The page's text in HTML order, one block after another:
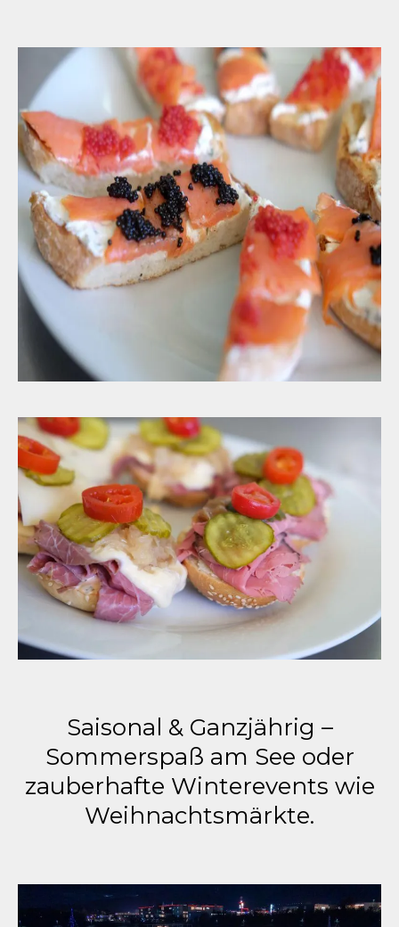
Saisonal & Ganzjährig –
Sommerspaß am See oder
zauberhafte Winterevents wie
Weihnachtsmärkte.